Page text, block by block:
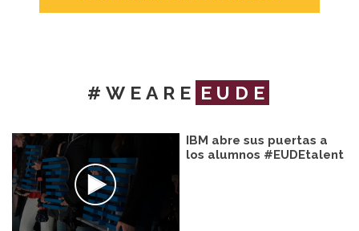
#WEARE EUDE
IBM abre sus puertas a
los alumnos #EUDEtalent